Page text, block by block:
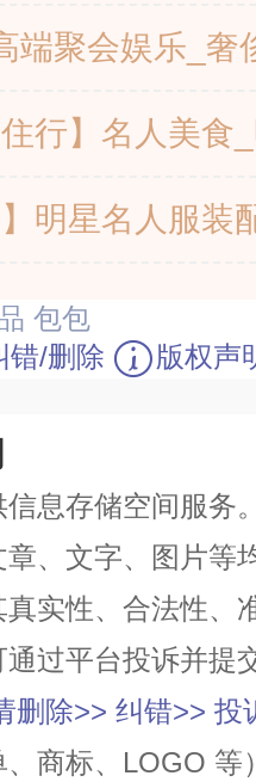
娱乐_奢侈运动_高
名人美食_明星穿搭_
星名人服装配饰穿搭
包包
错/删除 版权声
息存储空间服务
、文字、图片等
实性、合法性、
过平台投诉并提
删除>> 纠错>> 投
商标、LOGO